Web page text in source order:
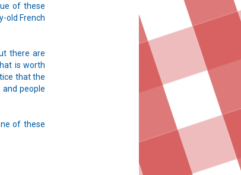
of these
old French
there are
is worth
that the
people
of these